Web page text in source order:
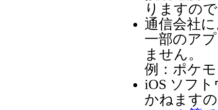
りますの
通信会社
一部のア
ません。
例：ポケ
iOS ソフ
かねます